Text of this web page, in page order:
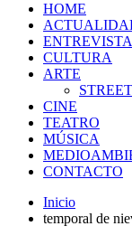
HOME
CULTURA
ARTE
CINE
TEATRO
MÚSICA
CONTACTO
Inicio
temporal de